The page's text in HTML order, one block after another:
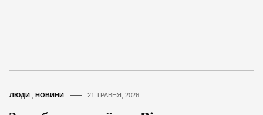
ЛЮДИ НОВИНИ 21 ТРАВНЯ, 2026